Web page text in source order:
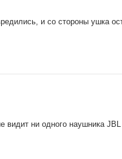
и со стороны ушка
видит ни одного наушника